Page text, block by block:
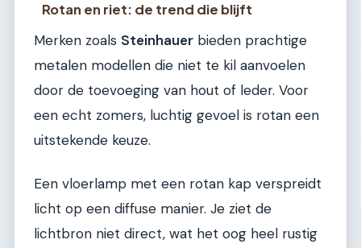
Rotan en riet: de trend die blijft
Merken zoals Steinhauer bieden prachtige
metalen modellen die niet te kil aanvoelen
door de toevoeging van hout of leder. Voor
een echt zomers, luchtig gevoel is rotan een
uitstekende keuze.
Een vloerlamp met een rotan kap verspreidt
licht op een diffuse manier. Je ziet de
lichtbron niet direct, wat het oog heel rustig